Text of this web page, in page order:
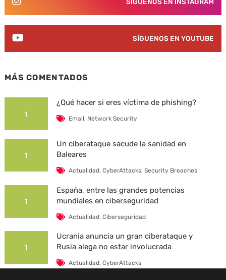
SÍGUENOS EN YOUTUBE
MÁS COMENTADOS
1
¿Qué hacer si eres víctima de phishing?
Email, Network Security
1
Un ciberataque sacude la sanidad en
Baleares
Actualidad,CyberAttacks,Security Breaches
1
España, entre las grandes potencias
mundiales en ciberseguridad
Actualidad,Ciberseguridad
1
Ucrania anuncia un gran ciberataque y
Rusia alega no estar involucrada
Actualidad,CyberAttacks